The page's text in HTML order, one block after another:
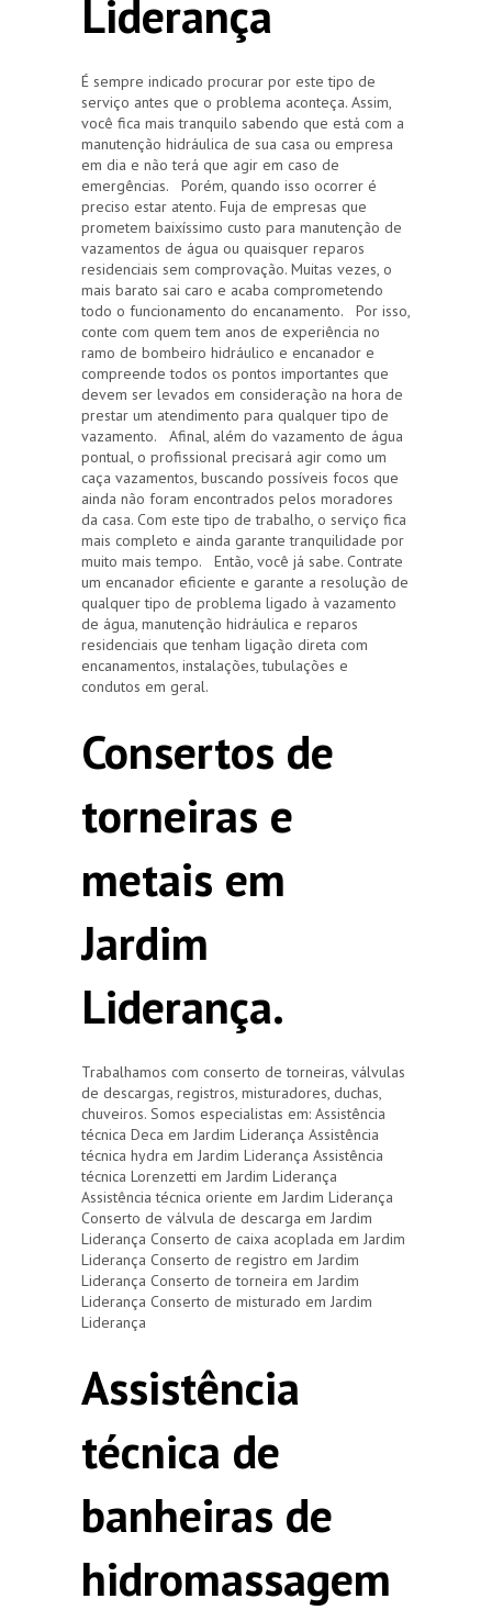
Liderança
É sempre indicado procurar por este tipo de
serviço antes que o problema aconteça. Assim,
você fica mais tranquilo sabendo que está com a
manutenção hidráulica de sua casa ou empresa
em dia e não terá que agir em caso de
emergências. Porém, quando isso ocorrer é
preciso estar atento. Fuja de empresas que
prometem baixíssimo custo para manutenção de
vazamentos de água ou quaisquer reparos
residenciais sem comprovação. Muitas vezes, o
mais barato sai caro e acaba comprometendo
todo o funcionamento do encanamento. Por isso,
conte com quem tem anos de experiência no
ramo de bombeiro hidráulico e encanador e
compreende todos os pontos importantes que
devem ser levados em consideração na hora de
prestar um atendimento para qualquer tipo de
vazamento. Afinal, além do vazamento de água
pontual, o profissional precisará agir como um
caça vazamentos, buscando possíveis focos que
ainda não foram encontrados pelos moradores
da casa. Com este tipo de trabalho, o serviço fica
mais completo e ainda garante tranquilidade por
muito mais tempo. Então, você já sabe. Contrate
um encanador eficiente e garante a resolução de
qualquer tipo de problema ligado à vazamento
de água, manutenção hidráulica e reparos
residenciais que tenham ligação direta com
encanamentos, instalações, tubulações e
condutos em geral.
Consertos de
torneiras e
metais em
Jardim
Liderança.
Trabalhamos com conserto de torneiras, válvulas
de descargas, registros, misturadores, duchas,
chuveiros. Somos especialistas em: Assistência
técnica Deca em Jardim Liderança Assistência
técnica hydra em Jardim Liderança Assistência
técnica Lorenzetti em Jardim Liderança
Assistência técnica oriente em Jardim Liderança
Conserto de válvula de descarga em Jardim
Liderança Conserto de caixa acoplada em Jardim
Liderança Conserto de registro em Jardim
Liderança Conserto de torneira em Jardim
Liderança Conserto de misturado em Jardim
Liderança
Assistência
técnica de
banheiras de
hidromassagem